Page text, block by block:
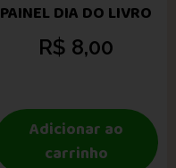
PAINEL DIA DO LIVRO
R$ 8,00
Adicionar ao
carrinho